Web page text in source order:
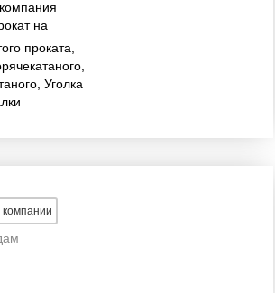
на
У нас
вело
проката,
Уголка